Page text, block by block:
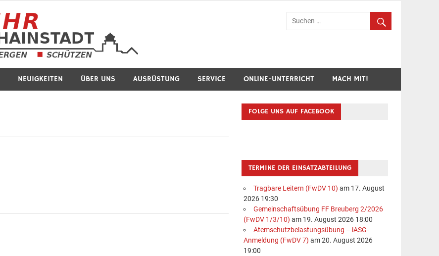
Feuerwehr Breuberg-Hainstadt
NEUIGKEITEN ÜBER UNS AUSRÜSTUNG SERVICE ONLINE-UNTERRICHT MACH MIT!
FOLGE UNS AUF FACEBOOK
TERMINE DER EINSATZABTEILUNG
Tragbare Leitern (FwDV 10) am 17. August
2026 19:30
Gemeinschaftsübung FF Breuberg 2/2026
(FwDV 1/3/10) am 19. August 2026 18:00
Atemschutzbelastungsübung – iASG-
Anmeldung (FwDV 7) am 20. August 2026
19:00